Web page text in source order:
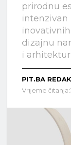
prirodnu
intenzivan
dizajnu
i
PIT.BA
Vrijeme